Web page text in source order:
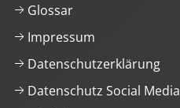
Glossar
Impressum
Datenschutzerklärung
Datenschutz Social Media